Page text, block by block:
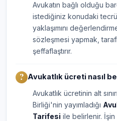
Avukatın bağlı olduğu
istediğiniz konudaki
yaklaşımını
sözleşmesi yapmak,
şeffaflaştırır.
Avukatlık ücreti nasıl
Avukatlık ücretinin alt
Birliği'nin yayımladığı
Tarifesi ile belirlenir. İşin